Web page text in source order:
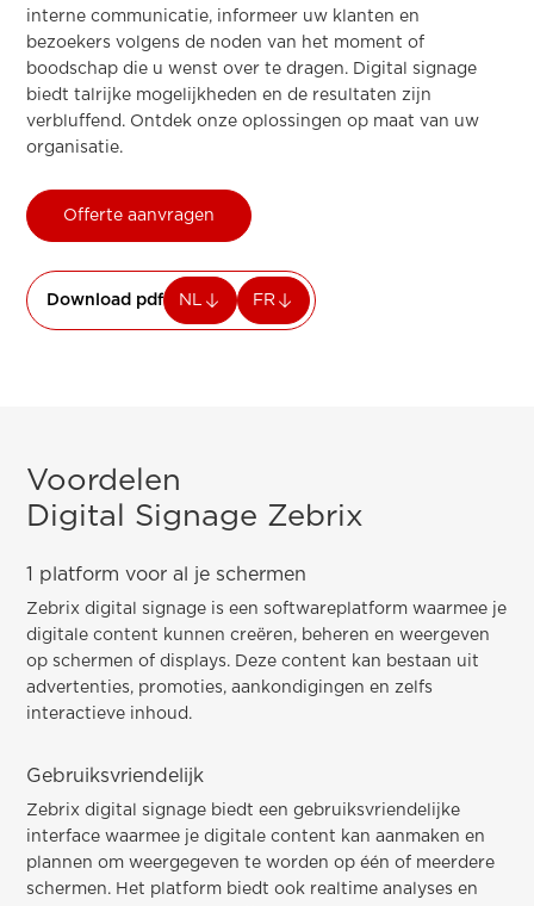
interne communicatie, informeer uw klanten en
bezoekers volgens de noden van het moment of
boodschap die u wenst over te dragen. Digital signage
biedt talrijke mogelijkheden en de resultaten zijn
verbluffend. Ontdek onze oplossingen op maat van uw
organisatie.
Offerte aanvragen
Download pdf NL FR
Voordelen
Digital Signage Zebrix
1 platform voor al je schermen
Zebrix digital signage is een softwareplatform waarmee je
digitale content kunnen creëren, beheren en weergeven
op schermen of displays. Deze content kan bestaan uit
advertenties, promoties, aankondigingen en zelfs
interactieve inhoud.
Gebruiksvriendelijk
Zebrix digital signage biedt een gebruiksvriendelijke
interface waarmee je digitale content kan aanmaken en
plannen om weergegeven te worden op één of meerdere
schermen. Het platform biedt ook realtime analyses en